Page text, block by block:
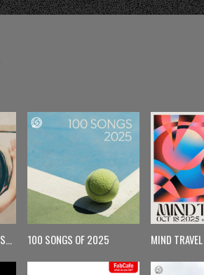
【月曜更新】Monday Spin 100 SONGS OF 2025 MIND TRAVEL